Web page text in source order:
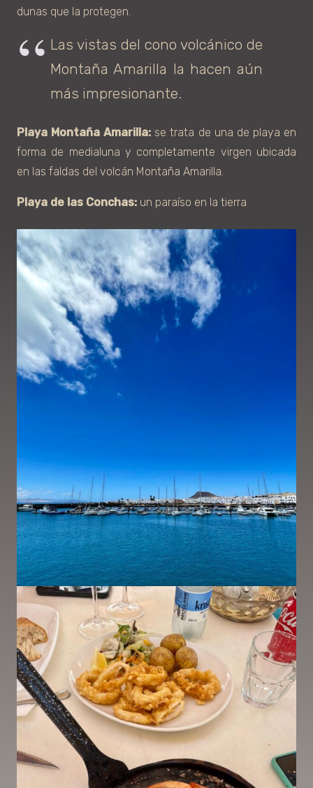
dunas que la protegen.
Las vistas del cono volcánico de
Montaña Amarilla la hacen aún
más impresionante.
Playa Montaña Amarilla: se trata de una de playa en
forma de medialuna y completamente virgen ubicada
en las faldas del volcán Montaña Amarilla.
Playa de las Conchas: un paraíso en la tierra